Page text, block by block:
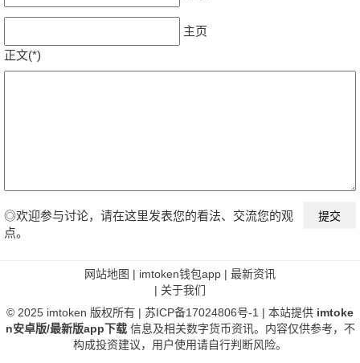
主页
正文(*)
◎欢迎参与讨论，请在这里发表您的看法、交流您的观
点。
网站地图 | imtoken钱包app | 最新资讯
| 关于我们
© 2025 imtoken 版权所有 | 苏ICP备17024806号-1 | 本站提供 imtoke
n安卓版/最新版app下载信息及相关数字货币资讯。内容仅供参考，不
构成投资建议，用户使用请自行判断风险。